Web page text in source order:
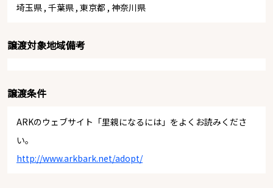
埼玉県 , 千葉県 , 東京都 , 神奈川県
譲渡対象地域備考
譲渡条件
ARKのウェブサイト「里親になるには」をよくお読みくださ
い。
http://www.arkbark.net/adopt/